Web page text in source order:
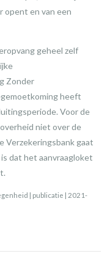
opent en van een
geheel zelf
Zonder
heeft
Voor de
niet over de
Verzekeringsbank gaat
dat het aanvraagloket
| publicatie | 2021-